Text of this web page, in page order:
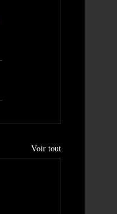
Voir tout